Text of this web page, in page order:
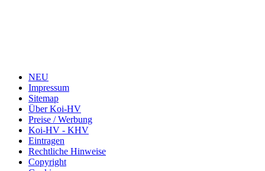
NEU
Impressum
Sitemap
Über Koi-HV
Preise / Werbung
Koi-HV - KHV
Eintragen
Rechtliche Hinweise
Copyright